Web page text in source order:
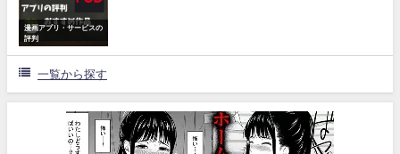
漫画アプリ・サービスの
評判
一覧から探す